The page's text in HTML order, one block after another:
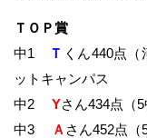
ＴＯＰ賞
中1
Ｔ くん440点
ットキャンパス
中2
Yさん434点（
中3
Ａ さん452点